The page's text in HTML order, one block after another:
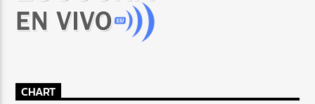
CHART